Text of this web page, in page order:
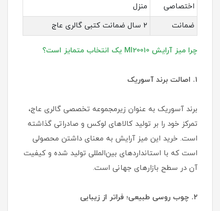
اختصاصی
منزل
ضمانت
۲ سال ضمانت کتبی گالری عاج
چرا میز آرایش MI20010 یک انتخاب متمایز است؟
۱. اصالت برند آسوریک
برند آسوریک به عنوان زیرمجموعه تخصصی گالری عاج،
تمرکز خود را بر تولید کالاهای لوکس و صادراتی گذاشته
است. خرید این میز آرایش به معنای داشتن محصولی
است که با استانداردهای بین‌المللی تولید شده و کیفیت
آن در سطح بازارهای جهانی است.
۲. چوب روسی طبیعی؛ فراتر از زیبایی